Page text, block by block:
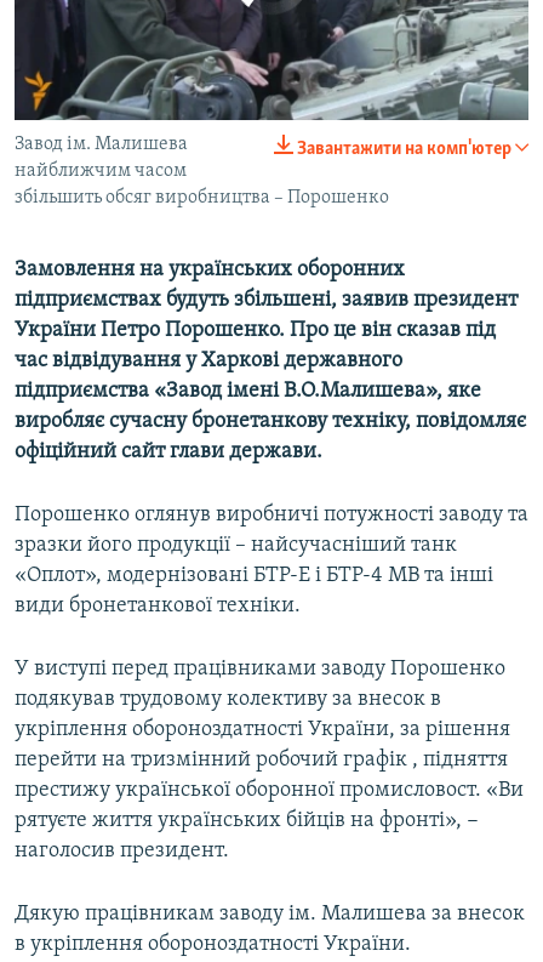
ВІДЕОУРОКИ «ELIFBE»
СВІДЧЕННЯ ОКУПАЦІЇ
УКРАЇНСЬКА ПРОБЛЕМА КРИМУ
ІНФОГРАФІКА
Qırımtatar
ДОЛУЧАЙСЯ!
Усі сайти RFE/RL
0:00 0:04:21 Завантажити на комп'ютер
Завод ім. Малишева
найближчим часом
збільшить обсяг виробництва – Порошенко
Замовлення на українських оборонних
підприємствах будуть збільшені, заявив президент
України Петро Порошенко. Про це він сказав під
час відвідування у Харкові державного
підприємства «Завод імені В.О.Малишева», яке
виробляє сучасну бронетанкову техніку, повідомляє
офіційний сайт глави держави.
Порошенко оглянув виробничі потужності заводу та
зразки його продукції – найсучасніший танк
«Оплот», модернізовані БТР-Е і БТР-4 МВ та інші
види бронетанкової техніки.
У виступі перед працівниками заводу Порошенко
подякував трудовому колективу за внесок в
укріплення обороноздатності України, за рішення
перейти на тризмінний робочий графік , підняття
престижу української оборонної промисловост. «Ви
рятуєте життя українських бійців на фронті», −
наголосив президент.
Дякую працівникам заводу ім. Малишева за внесок
в укріплення обороноздатності України.